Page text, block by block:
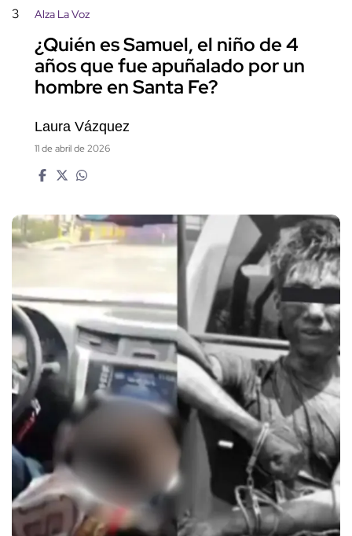
3 Alza La Voz
¿Quién es Samuel, el niño de 4
años que fue apuñalado por un
hombre en Santa Fe?
Laura Vázquez
11 de abril de 2026